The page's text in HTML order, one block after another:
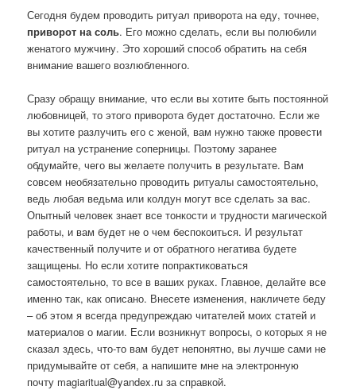
Сегодня будем проводить ритуал приворота на еду, точнее,
приворот на соль. Его можно сделать, если вы полюбили
женатого мужчину. Это хороший способ обратить на себя
внимание вашего возлюбленного.
Сразу обращу внимание, что если вы хотите быть постоянной
любовницей, то этого приворота будет достаточно. Если же
вы хотите разлучить его с женой, вам нужно также провести
ритуал на устранение соперницы. Поэтому заранее
обдумайте, чего вы желаете получить в результате. Вам
совсем необязательно проводить ритуалы самостоятельно,
ведь любая ведьма или колдун могут все сделать за вас.
Опытный человек знает все тонкости и трудности магической
работы, и вам будет не о чем беспокоиться. И результат
качественный получите и от обратного негатива будете
защищены. Но если хотите попрактиковаться
самостоятельно, то все в ваших руках. Главное, делайте все
именно так, как описано. Внесете изменения, накличете беду
– об этом я всегда предупреждаю читателей моих статей и
материалов о магии. Если возникнут вопросы, о которых я не
сказал здесь, что-то вам будет непонятно, вы лучше сами не
придумывайте от себя, а напишите мне на электронную
почту magiaritual@yandex.ru за справкой.